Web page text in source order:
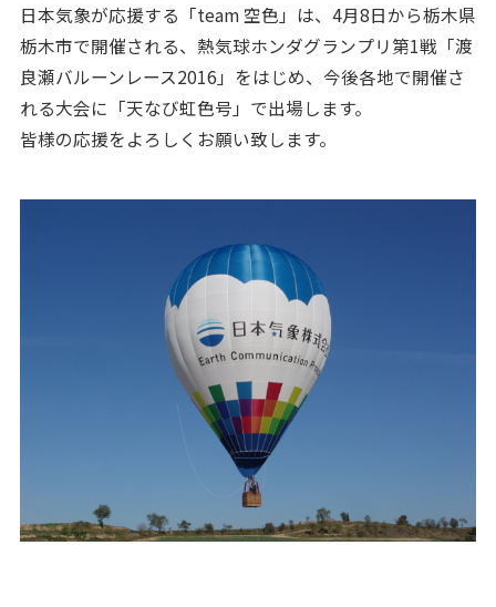
2023年
2022年
2021年
2020年
日本気象の歴史
環境・サステナビリティ
スカイスポーツ支援
日本気象が応援する「team 空色」は、4月8日から栃木県
栃木市で開催される、熱気球ホンダグランプリ第1戦「渡
良瀬バルーンレース2016」をはじめ、今後各地で開催さ
れる大会に「天なび虹色号」で出場します。
皆様の応援をよろしくお願い致します。